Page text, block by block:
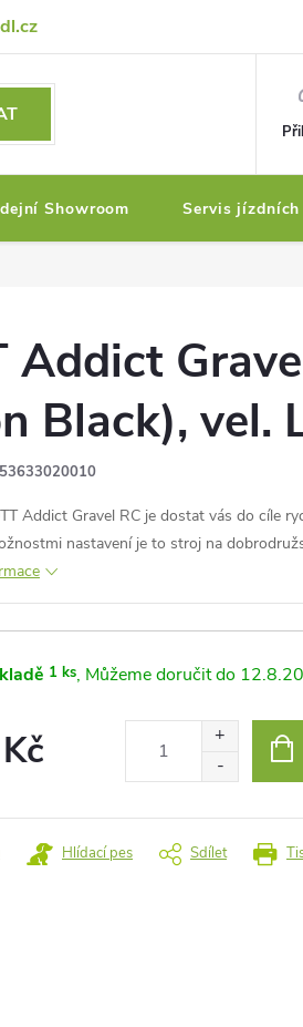
Platební metody
Showroom Servis
Addict
Black), vel.
Addict Gravel RC je dostat vás do cíle
nastavení je to stroj na
1 ks
Hlídací pes Sdílet